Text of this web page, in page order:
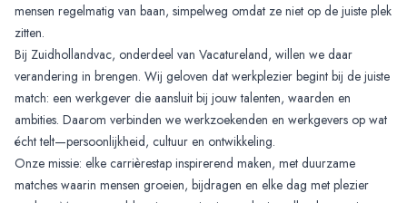
mensen regelmatig van baan, simpelweg omdat ze niet op de juiste plek
zitten.
Bij Zuidhollandvac, onderdeel van Vacatureland, willen we daar
verandering in brengen. Wij geloven dat werkplezier begint bij de juiste
match: een werkgever die aansluit bij jouw talenten, waarden en
ambities. Daarom verbinden we werkzoekenden en werkgevers op wat
écht telt—persoonlijkheid, cultuur en ontwikkeling.
Onze missie: elke carrièrestap inspirerend maken, met duurzame
matches waarin mensen groeien, bijdragen en elke dag met plezier